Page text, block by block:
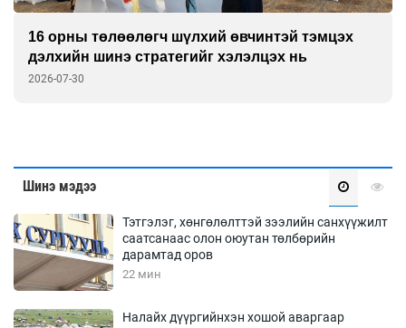
16 орны төлөөлөгч шүлхий өвчинтэй тэмцэх
дэлхийн шинэ стратегийг хэлэлцэх нь
2026-07-30
Шинэ мэдээ
Тэтгэлэг, хөнгөлөлттэй зээлийн санхүүжилт
саатсанаас олон оюутан төлбөрийн
дарамтад оров
22 мин
Налайх дүүргийнхэн хошой аваргаар